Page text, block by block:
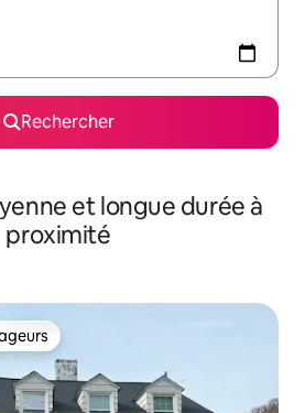
Rechercher
et longue durée à
proximité
les plus appréciés